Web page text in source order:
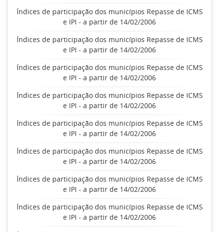
Índices de participação dos municípios Repasse de ICMS
e IPI - a partir de 14/02/2006
Índices de participação dos municípios Repasse de ICMS
e IPI - a partir de 14/02/2006
Índices de participação dos municípios Repasse de ICMS
e IPI - a partir de 14/02/2006
Índices de participação dos municípios Repasse de ICMS
e IPI - a partir de 14/02/2006
Índices de participação dos municípios Repasse de ICMS
e IPI - a partir de 14/02/2006
Índices de participação dos municípios Repasse de ICMS
e IPI - a partir de 14/02/2006
Índices de participação dos municípios Repasse de ICMS
e IPI - a partir de 14/02/2006
Índices de participação dos municípios Repasse de ICMS
e IPI - a partir de 14/02/2006